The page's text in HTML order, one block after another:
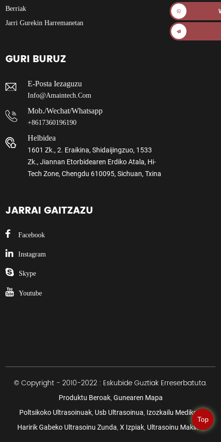
Berriak
Jarri Gurekin Harremanetan
GURI BURUZ
E-Posta Iezaguzu
Info@amaintech.com
Mob./wechat/whatsapp
+8617360196190
Helbidea
1601 Zk., 2. Eraikina, Shidaijingzuo, 1533
Zk., Jiannan Etorbidearen Erdiko Atala, Hi-
Tech Zone, Chengdu 610095, Sichuan, Txina
JARRAI GAITZAZU
Facebook
Instagram
Skype
Youtube
© Copyright - 2010-2022 : Eskubide Guztiak Erreserbatuta.
Produktu Beroak, Gunearen Mapa
Poltsikoko Ultrasoinuak, Usb Ultrasoinua, Izozkailu Medikoa ,
Haririk Gabeko Ultrasoinu Zunda, X Izpiak, Ultrasoinu Makina ,
Top